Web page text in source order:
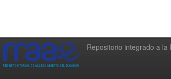
Repositorio integrado a la